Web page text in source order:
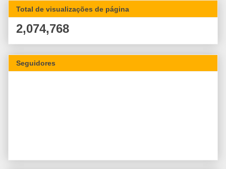
Total de visualizações de página
2,074,768
Seguidores